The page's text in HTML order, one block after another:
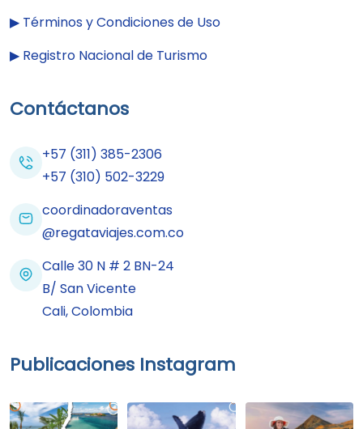
▶︎ Términos y Condiciones de Uso
▶︎ Registro Nacional de Turismo
Contáctanos
+57 (311) 385-2306
+57 (310) 502-3229
coordinadoraventas
@regataviajes.com.co
Calle 30 N # 2 BN-24
B/ San Vicente
Cali, Colombia
Publicaciones Instagram